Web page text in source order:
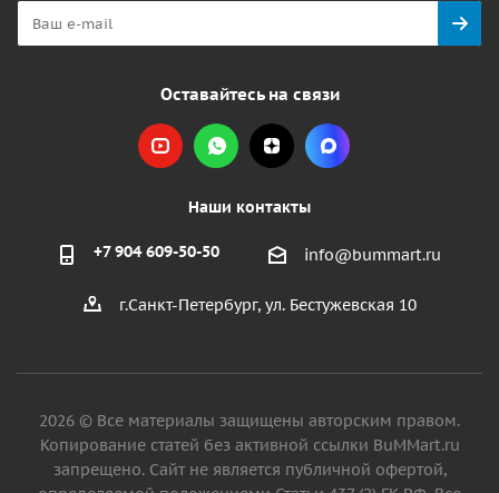
Оставайтесь на связи
Наши контакты
+7 904 609-50-50 info@bummart.ru
г.Санкт-Петербург, ул. Бестужевская 10
2026 © Все материалы защищены авторским правом.
Копирование статей без активной ссылки BuMMart.ru
запрещено. Сайт не является публичной офертой,